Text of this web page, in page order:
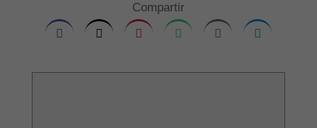
Compartir